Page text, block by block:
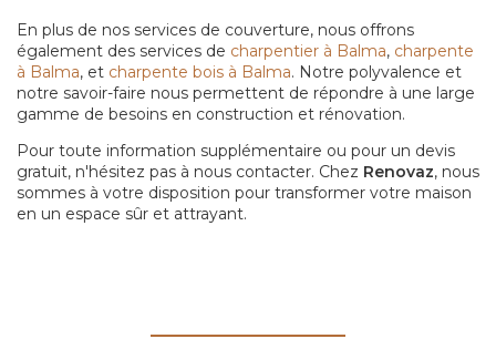
En plus de nos services de couverture, nous offrons
également des services de charpentier à Balma, charpente
à Balma, et charpente bois à Balma. Notre polyvalence et
notre savoir-faire nous permettent de répondre à une large
gamme de besoins en construction et rénovation.
Pour toute information supplémentaire ou pour un devis
gratuit, n'hésitez pas à nous contacter. Chez Renovaz, nous
sommes à votre disposition pour transformer votre maison
en un espace sûr et attrayant.